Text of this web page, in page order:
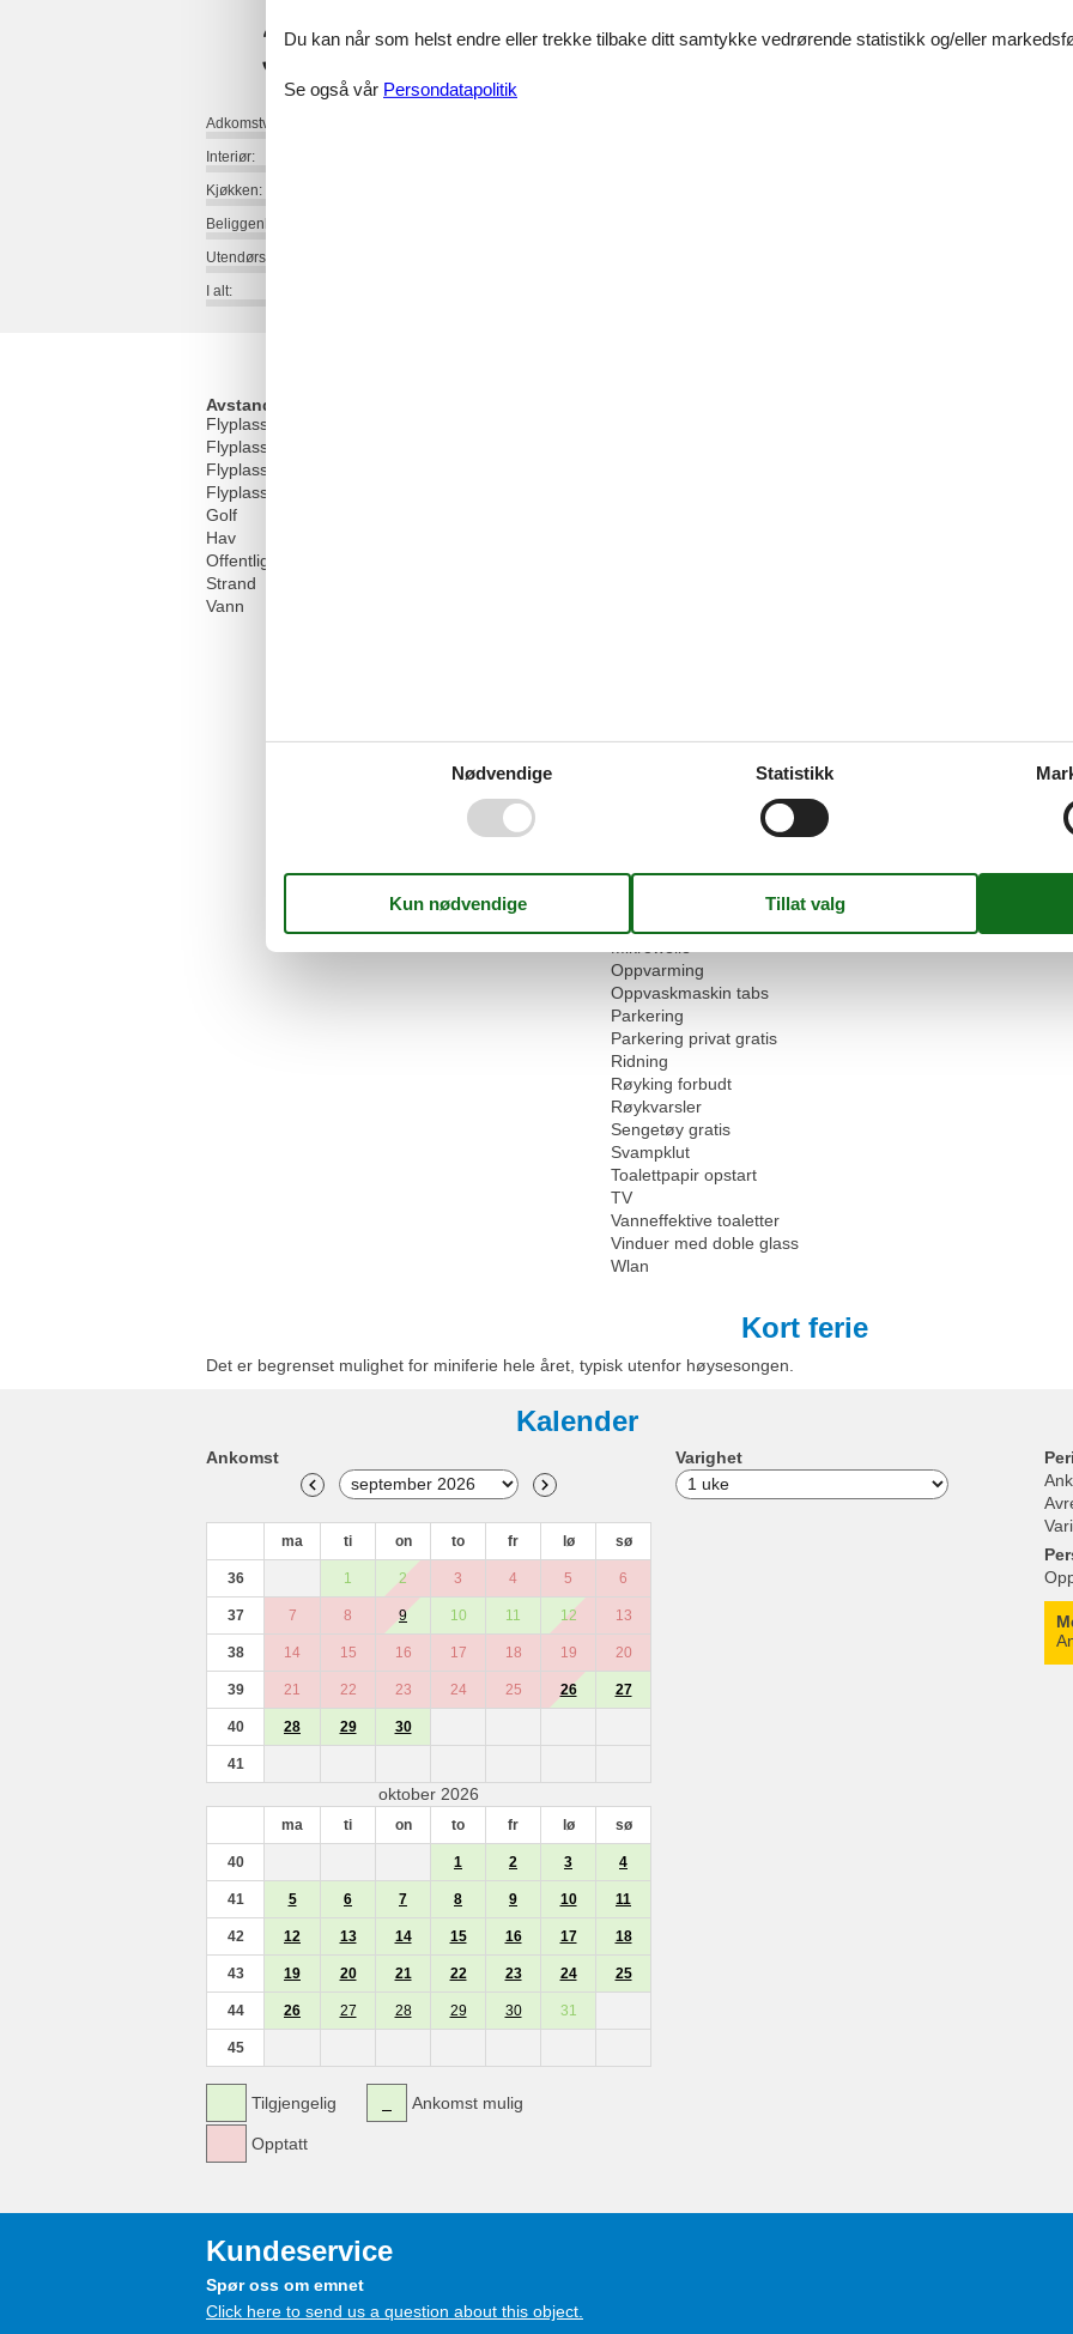
3,5
Adkomstvei:
Interiør:
Kjøkken:
Beliggenhet:
Utendørs:
I alt:
Ingen detaljerte
Avstand
Flyplass CDG
Flyplass CFR
Flyplass DOL
Flyplass ORY
Golf
Hav
Offentlig transport
Strand
Vann
Ingen engangsservise
Ingen kjæledyr tillatt
Kjøleskap
Mikrowelle
Oppvarming
Oppvaskmaskin tabs
Parkering
Parkering privat gratis
Ridning
Røyking forbudt
Røykvarsler
Sengetøy gratis
Svampklut
Toalettpapir opstart
TV
Vanneffektive toaletter
Vinduer med doble glass
Wlan
Kort ferie
Det er begrenset mulighet for miniferie hele året, typisk utenfor høysesongen.
Kalender
Ankomst
ma ti on to fr lø sø
36 1 2 3 4 5 6
37 7 8 9 10 11 12 13
38 14 15 16 17 18 19 20
39 21 22 23 24 25 26 27
40 28 29 30
41
oktober 2026
ma ti on to fr lø sø
40 1 2 3 4
41 5 6 7 8 9 10 11
42 12 13 14 15 16 17 18
43 19 20 21 22 23 24 25
44 26 27 28 29 30 31
45
Tilgjengelig
Opptatt
Ankomst mulig
Varighet
Kundeservice
Spør oss om emnet
Click here to send us a question about this object.
Du kan når som helst endre eller trekke tilbake ditt samtykke vedrørende statistikk og/eller
Se også vår Persondatapolitik
Nødvendige Statistikk